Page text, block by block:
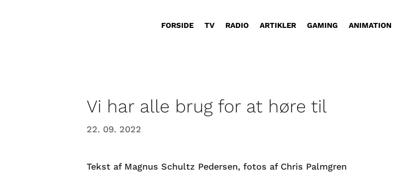
FORSIDE TV RADIO ARTIKLER GAMING ANIMATION
Vi har alle brug for at høre til
22. 09. 2022
Tekst af Magnus Schultz Pedersen, fotos af Chris Palmgren